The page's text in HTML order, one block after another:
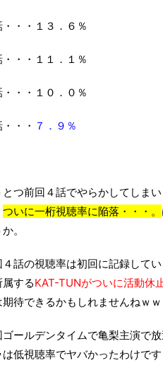
・・・１３．６％
・・・１１．１％
・・・１０．０％
・・・ ７．９％
とつ前回４話でやらかしてしま
ついに一桁視聴率に陥落・・・。
。
４話の視聴率は初回に記録して
属するKAT-TUNがついに活動休
期待できるかもしれませんねｗｗ
ゴールデンタイムで亀梨主演で
は低視聴率でヤバかったわけで